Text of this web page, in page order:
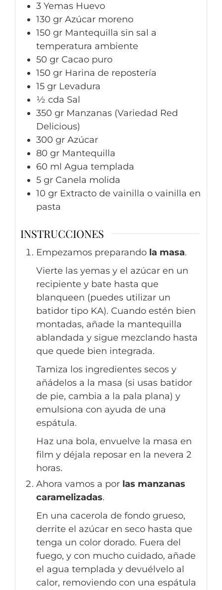
3 Yemas Huevo
130 gr Azúcar moreno
150 gr Mantequilla sin sal a
temperatura ambiente
50 gr Cacao puro
150 gr Harina de repostería
15 gr Levadura
½ cda Sal
350 gr Manzanas (Variedad Red
Delicious)
300 gr Azúcar
80 gr Mantequilla
60 ml Agua templada
5 gr Canela molida
10 gr Extracto de vainilla o vainilla en
pasta
INSTRUCCIONES
Empezamos preparando la masa.
Vierte las yemas y el azúcar en un
recipiente y bate hasta que
blanqueen (puedes utilizar un
batidor tipo KA). Cuando estén bien
montadas, añade la mantequilla
ablandada y sigue mezclando hasta
que quede bien integrada.
Tamiza los ingredientes secos y
añádelos a la masa (si usas batidor
de pie, cambia a la pala plana) y
emulsiona con ayuda de una
espátula.
Haz una bola, envuelve la masa en
film y déjala reposar en la nevera 2
horas.
Ahora vamos a por las manzanas
caramelizadas.
En una cacerola de fondo grueso,
derrite el azúcar en seco hasta que
tenga un color dorado. Fuera del
fuego, y con mucho cuidado, añade
el agua templada y devuélvelo al
calor, removiendo con una espátula